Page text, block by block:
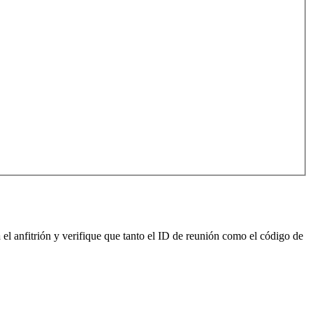
anfitrión y verifique que tanto el ID de reunión como el código de